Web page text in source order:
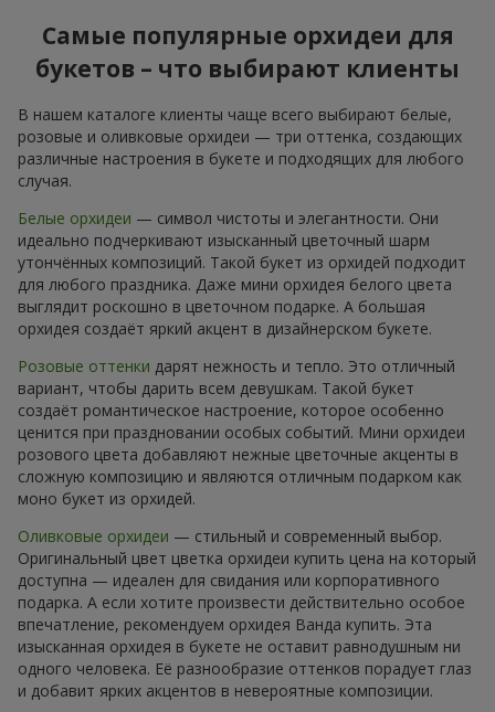
Самые популярные орхидеи для
букетов – что выбирают клиенты
В нашем каталоге клиенты чаще всего выбирают белые,
розовые и оливковые орхидеи — три оттенка, создающих
различные настроения в букете и подходящих для любого
случая.
Белые орхидеи — символ чистоты и элегантности. Они
идеально подчеркивают изысканный цветочный шарм
утончённых композиций. Такой букет из орхидей подходит
для любого праздника. Даже мини орхидея белого цвета
выглядит роскошно в цветочном подарке. А большая
орхидея создаёт яркий акцент в дизайнерском букете.
Розовые оттенки дарят нежность и тепло. Это отличный
вариант, чтобы дарить всем девушкам. Такой букет
создаёт романтическое настроение, которое особенно
ценится при праздновании особых событий. Мини орхидеи
розового цвета добавляют нежные цветочные акценты в
сложную композицию и являются отличным подарком как
моно букет из орхидей.
Оливковые орхидеи — стильный и современный выбор.
Оригинальный цвет цветка орхидеи купить цена на который
доступна — идеален для свидания или корпоративного
подарка. А если хотите произвести действительно особое
впечатление, рекомендуем орхидея Ванда купить. Эта
изысканная орхидея в букете не оставит равнодушным ни
одного человека. Её разнообразие оттенков порадует глаз
и добавит ярких акцентов в невероятные композиции.